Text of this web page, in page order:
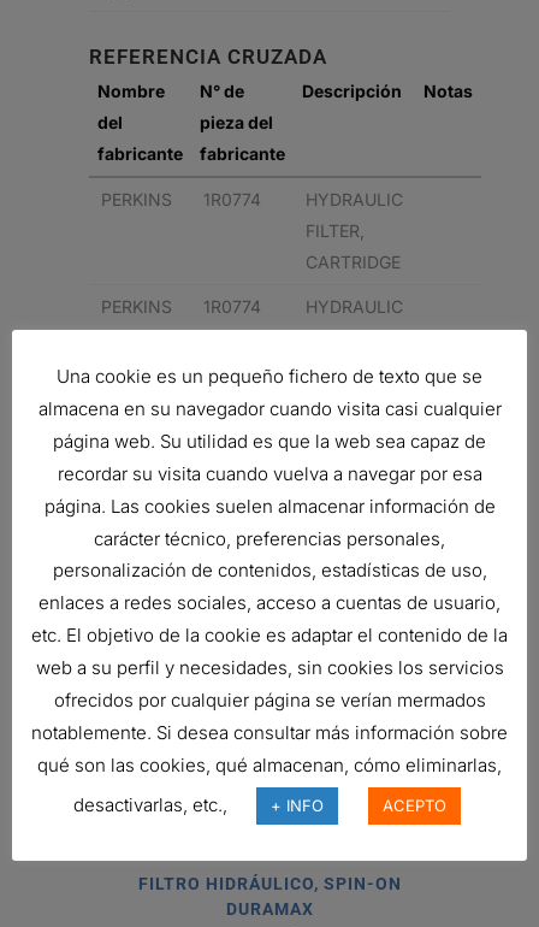
REFERENCIA CRUZADA
Nombre
del
fabricante
N° de
pieza del
fabricante
Descripción Notas
PERKINS 1R0774
HYDRAULIC
FILTER,
CARTRIDGE
PERKINS 1R0774
HYDRAULIC
CARTRIDGE
Related products
Ref: 1KDFF0078
CONJUNTO DE INDICADOR
Ref:P572360
FILTRO HIDRÁULICO, SPIN-ON
DURAMAX
Una cookie es un pequeño fichero de texto que se
almacena en su navegador cuando visita casi cualquier
página web. Su utilidad es que la web sea capaz de
recordar su visita cuando vuelva a navegar por esa
página. Las cookies suelen almacenar información de
carácter técnico, preferencias personales,
personalización de contenidos, estadísticas de uso,
enlaces a redes sociales, acceso a cuentas de usuario,
etc. El objetivo de la cookie es adaptar el contenido de la
web a su perfil y necesidades, sin cookies los servicios
ofrecidos por cualquier página se verían mermados
notablemente. Si desea consultar más información sobre
qué son las cookies, qué almacenan, cómo eliminarlas,
desactivarlas, etc.,
+ INFO ACEPTO